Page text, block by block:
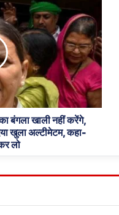
बंगला खाली नहीं करेंगे,
खुला अल्टीमेटम, कहा-
लो